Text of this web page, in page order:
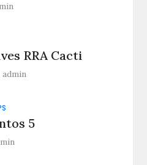
RRA Cacti
admin
5